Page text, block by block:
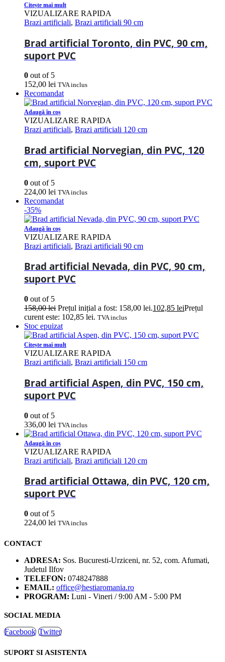
Citește mai mult
VIZUALIZARE RAPIDA
Brazi artificiali, Brazi artificiali 90 cm
Brad artificial Toronto, din PVC, 90 cm,
suport PVC
0 out of 5
152,00 lei TVA inclus
Recomandat
Adaugă în coș
VIZUALIZARE RAPIDA
Brazi artificiali, Brazi artificiali 120 cm
Brad artificial Norvegian, din PVC, 120
cm, suport PVC
0 out of 5
224,00 lei TVA inclus
Recomandat
-35%
Adaugă în coș
VIZUALIZARE RAPIDA
Brazi artificiali, Brazi artificiali 90 cm
Brad artificial Nevada, din PVC, 90 cm,
suport PVC
0 out of 5
158,00lei Prețul inițial a fost: 158,00 lei.102,85 leiPrețul
curent este: 102,85 lei. TVA inclus
Stoc epuizat
Citește mai mult
VIZUALIZARE RAPIDA
Brazi artificiali, Brazi artificiali 150 cm
Brad artificial Aspen, din PVC, 150 cm,
suport PVC
0 out of 5
336,00 lei TVA inclus
Adaugă în coș
VIZUALIZARE RAPIDA
Brazi artificiali, Brazi artificiali 120 cm
Brad artificial Ottawa, din PVC, 120 cm,
suport PVC
0 out of 5
224,00 lei TVA inclus
CONTACT
ADRESA: Sos. Bucuresti-Urziceni, nr. 52, com. Afumati,
Judetul Ilfov
TELEFON: 0748247888
EMAIL: office@hestiaromania.ro
PROGRAM: Luni - Vineri / 9:00 AM - 5:00 PM
SOCIAL MEDIA
Facebook Twitter
SUPORT SI ASISTENTA